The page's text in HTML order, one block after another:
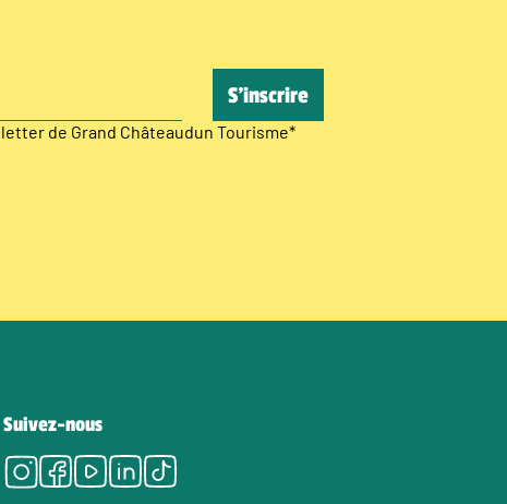
de Grand Châteaudun Tourisme*
Suivez-nous
Instagram
Facebook
Youtube
LinkedIn
Tiktok